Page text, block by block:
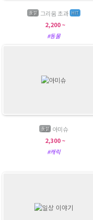
품절 그리움 초과 HIT
2,200 ~
#동물
품절 아미슈
2,300 ~
#캐릭